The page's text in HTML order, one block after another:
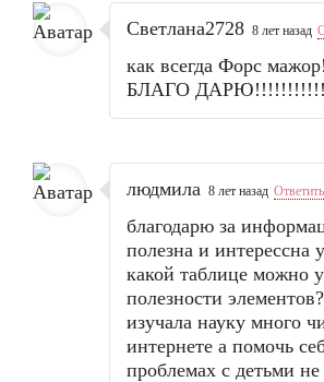
Светлана2728 8 лет назад
как всегда Форс
БЛАГО
людмила 8 лет назад Ответить
благодарю за
полезна и интерессна
какой таблице можно
полезности
изучала науку много
интернете а помочь
проблемах с детьми